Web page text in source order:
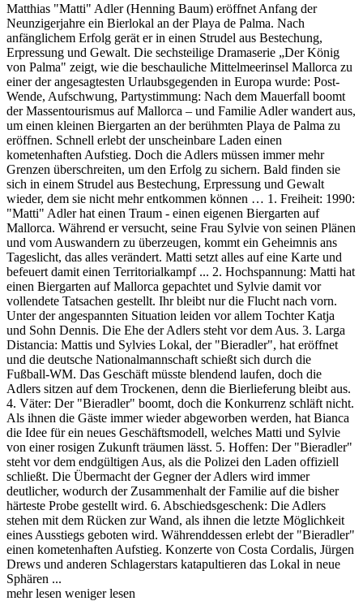
Matthias "Matti" Adler (Henning Baum) eröffnet Anfang der
Neunzigerjahre ein Bierlokal an der Playa de Palma. Nach
anfänglichem Erfolg gerät er in einen Strudel aus Bestechung,
Erpressung und Gewalt. Die sechsteilige Dramaserie „Der König
von Palma" zeigt, wie die beschauliche Mittelmeerinsel Mallorca zu
einer der angesagtesten Urlaubsgegenden in Europa wurde: Post-
Wende, Aufschwung, Partystimmung: Nach dem Mauerfall boomt
der Massentourismus auf Mallorca – und Familie Adler wandert aus,
um einen kleinen Biergarten an der berühmten Playa de Palma zu
eröffnen. Schnell erlebt der unscheinbare Laden einen
kometenhaften Aufstieg. Doch die Adlers müssen immer mehr
Grenzen überschreiten, um den Erfolg zu sichern. Bald finden sie
sich in einem Strudel aus Bestechung, Erpressung und Gewalt
wieder, dem sie nicht mehr entkommen können … 1. Freiheit: 1990:
"Matti" Adler hat einen Traum - einen eigenen Biergarten auf
Mallorca. Während er versucht, seine Frau Sylvie von seinen Plänen
und vom Auswandern zu überzeugen, kommt ein Geheimnis ans
Tageslicht, das alles verändert. Matti setzt alles auf eine Karte und
befeuert damit einen Territorialkampf ... 2. Hochspannung: Matti hat
einen Biergarten auf Mallorca gepachtet und Sylvie damit vor
vollendete Tatsachen gestellt. Ihr bleibt nur die Flucht nach vorn.
Unter der angespannten Situation leiden vor allem Tochter Katja
und Sohn Dennis. Die Ehe der Adlers steht vor dem Aus. 3. Larga
Distancia: Mattis und Sylvies Lokal, der "Bieradler", hat eröffnet
und die deutsche Nationalmannschaft schießt sich durch die
Fußball-WM. Das Geschäft müsste blendend laufen, doch die
Adlers sitzen auf dem Trockenen, denn die Bierlieferung bleibt aus.
4. Väter: Der "Bieradler" boomt, doch die Konkurrenz schläft nicht.
Als ihnen die Gäste immer wieder abgeworben werden, hat Bianca
die Idee für ein neues Geschäftsmodell, welches Matti und Sylvie
von einer rosigen Zukunft träumen lässt. 5. Hoffen: Der "Bieradler"
steht vor dem endgültigen Aus, als die Polizei den Laden offiziell
schließt. Die Übermacht der Gegner der Adlers wird immer
deutlicher, wodurch der Zusammenhalt der Familie auf die bisher
härteste Probe gestellt wird. 6. Abschiedsgeschenk: Die Adlers
stehen mit dem Rücken zur Wand, als ihnen die letzte Möglichkeit
eines Ausstiegs geboten wird. Währenddessen erlebt der "Bieradler"
einen kometenhaften Aufstieg. Konzerte von Costa Cordalis, Jürgen
Drews und anderen Schlagerstars katapultieren das Lokal in neue
Sphären ...
mehr lesen weniger lesen